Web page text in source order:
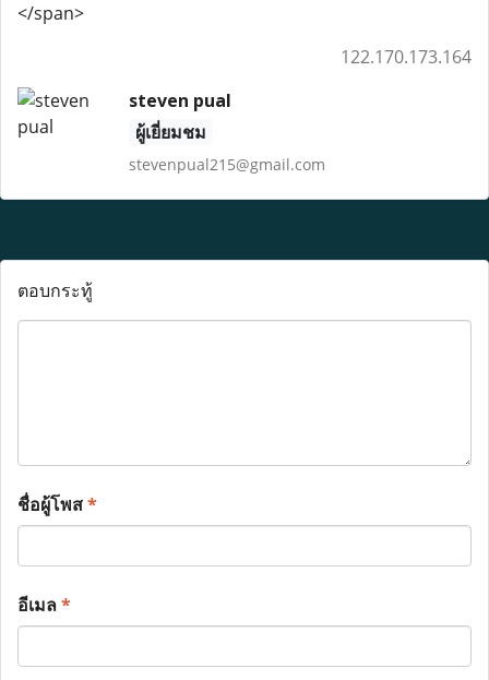
</span>
122.170.173.164
steven pual
ผู้เยี่ยมชม
stevenpual215@gmail.com
ตอบกระทู้
ชื่อผู้โพส*
อีเมล*